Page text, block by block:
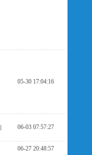
05-30 17:04:16
06-03 07:57:27
06-27 20:48:57